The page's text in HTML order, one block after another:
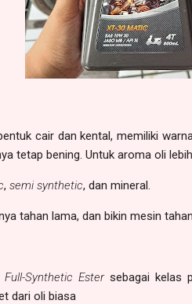
cair dan kental, memiliki
tetap bening. Untuk aroma oli
, semi synthetic, dan mineral.
tahan lama, dan bikin mesin
Full-Synthetic Estersebagai kelas
dari oli biasa